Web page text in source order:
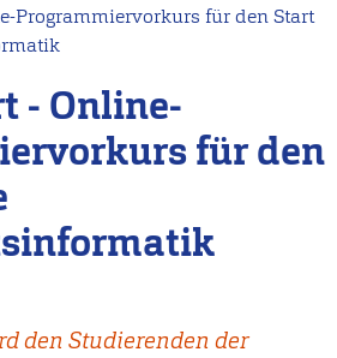
available
to
instead.
Programmiervorkurs für den Start
- Online-
für den
den Studierenden der